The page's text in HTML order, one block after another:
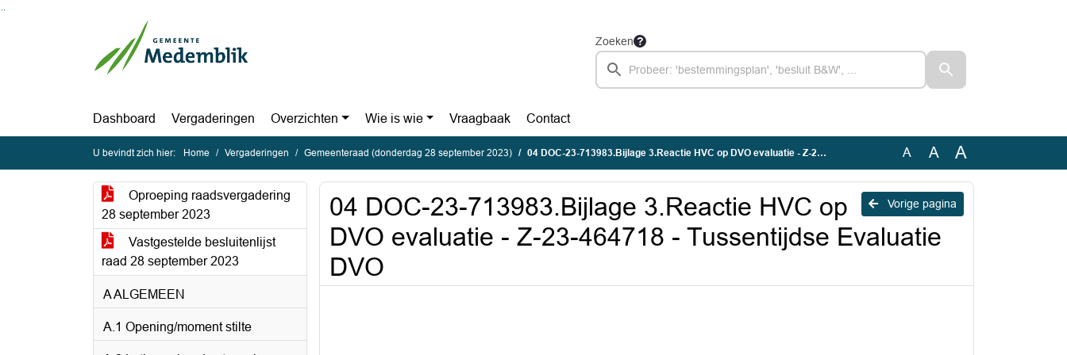
Ga naar de inhoud van deze pagina
Zoeken
Dashboard Vergaderingen Overzichten Wie is wie Vraagbaak Contact
U bevindt zich hier: Home Vergaderingen Gemeenteraad (donderdag 28 september 2023) 04 DOC-23-713983.Bijlage 3.Reactie HVC op DVO evaluatie - Z-23-464718 - Tussentijdse Evaluatie DVO A A A
Oproeping raadsvergadering
28 september 2023
Vastgestelde besluitenlijst
raad 28 september 2023
A ALGEMEEN
A.1 Opening/moment stilte
Vorige pagina
04 DOC-23-713983.Bijlage 3.Reactie HVC op
DVO evaluatie - Z-23-464718 - Tussentijdse Evaluatie
DVO